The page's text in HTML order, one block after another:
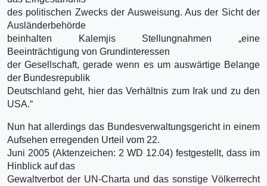
des politischen Zwecks der Ausweisung. Aus der Sicht der
Ausländerbehörde
beinhalten Kalemjis Stellungnahmen „eine
Beeinträchtigung von Grundinteressen
der Gesellschaft, gerade wenn es um auswärtige Belange
der Bundesrepublik
Deutschland geht, hier das Verhältnis zum Irak und zu den
USA.“
Nun hat allerdings das Bundesverwaltungsgericht in einem
Aufsehen erregenden Urteil vom 22.
Juni 2005 (Aktenzeichen: 2 WD 12.04) festgestellt, dass im
Hinblick auf das
Gewaltverbot der UN-Charta und das sonstige Völkerrecht